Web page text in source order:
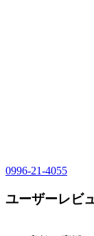
0996-21-4055
ユーザーレビ